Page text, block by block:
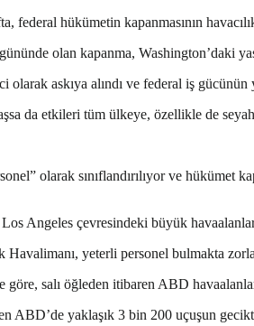
federal hükümetin kapanmasının
olan kapanma, Washington’daki
askıya alındı ve federal iş gücünün
da etkileri tüm ülkeye, özellikle de
olarak sınıflandırılıyor ve hükümet
Angeles çevresindeki büyük
yeterli personel bulmakta
salı öğleden itibaren ABD
ABD’de yaklaşık 3 bin 200 uçuşun